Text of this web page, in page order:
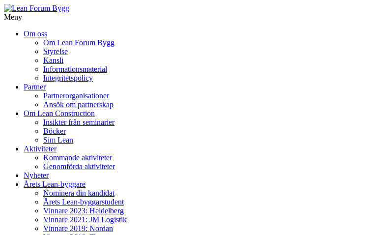
Meny
Om oss
Om Lean Forum Bygg
Styrelse
Kansli
Informationsmaterial
Integritetspolicy
Partner
Partnerorganisationer
Ansök om partnerskap
Om Lean Construction
Insikter från seminarier
Böcker
Sim Lean
Aktiviteter
Kommande aktiviteter
Genomförda aktiviteter
Nyheter
Årets Lean-byggare
Nominera din kandidat
Årets Lean-byggarstudent
Vinnare 2023: Heidelberg
Vinnare 2021: JM Logistik
Vinnare 2019: Nordan